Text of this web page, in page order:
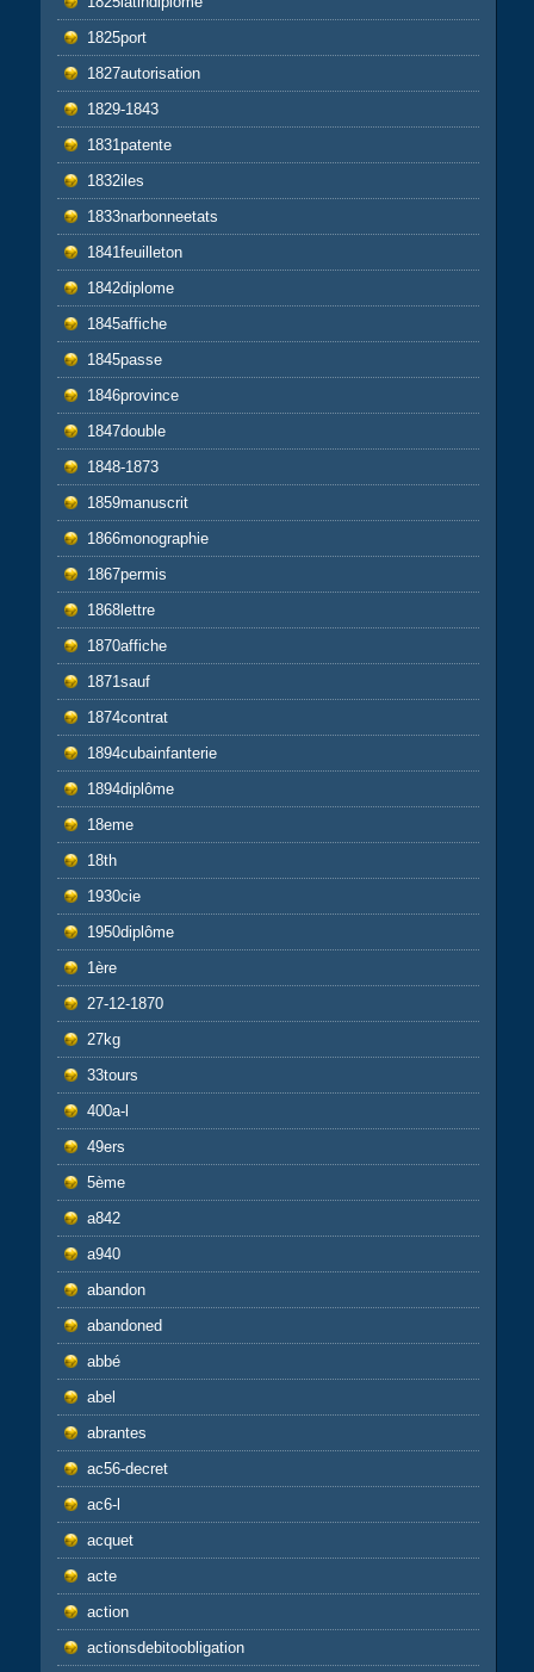
1825port
1827autorisation
1829-1843
1831patente
1832iles
1833narbonneetats
1841feuilleton
1842diplome
1845affiche
1845passe
1846province
1847double
1848-1873
1859manuscrit
1866monographie
1867permis
1868lettre
1870affiche
1871sauf
1874contrat
1894cubainfanterie
1894diplôme
18eme
18th
1930cie
1950diplôme
1ère
27-12-1870
27kg
33tours
400a-l
49ers
5ème
a842
a940
abandon
abandoned
abbé
abel
abrantes
ac56-decret
ac6-l
acquet
acte
action
actionsdebitoobligation